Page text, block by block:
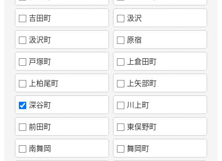
吉田町 汲沢
汲沢町 原宿
戸塚町 上倉田町
上柏尾町 上矢部町
深谷町 川上町
前田町 東俣野町
南舞岡 舞岡町